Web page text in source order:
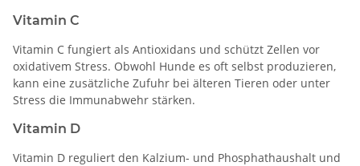
Vitamin C
Vitamin C fungiert als Antioxidans und schützt Zellen vor
oxidativem Stress. Obwohl Hunde es oft selbst produzieren,
kann eine zusätzliche Zufuhr bei älteren Tieren oder unter
Stress die Immunabwehr stärken.
Vitamin D
Vitamin D reguliert den Kalzium- und Phosphathaushalt und